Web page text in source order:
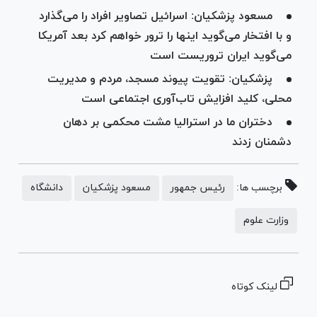
مسعود پزشکیان: اسرائیل تصاویر افراد را می‌گذارد
و با افتخار می‌گوید اینها را ترور خواهم کرد بعد آمریکا
می‌گوید ایران تروریست است
پزشکیان: تقویت پیوند مسجد، مردم و مدیریت
محلی، کلید افزایش تاب‌آوری اجتماعی است
دختران ما در استرالیا مشت محکمی بر دهان
دشمنان زدند
برچسب ها: رئیس جمهور مسعود پزشکیان دانشگاه
وزارت علوم
لینک کوتاه